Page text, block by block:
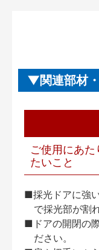
関連部材
ご使用にあた
たいこと
■採光ドアに強
で採光部が割
■ドアの開閉の
ださい。